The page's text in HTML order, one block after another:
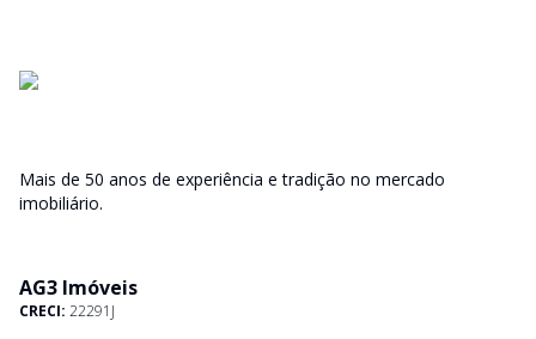
Mais de 50 anos de experiência e tradição no mercado
imobiliário.
AG3 Imóveis
CRECI: 22291J